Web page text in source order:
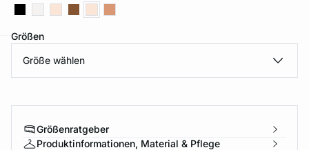
Größen
Größe wählen
Größenratgeber
Produktinformationen, Material & Pflege